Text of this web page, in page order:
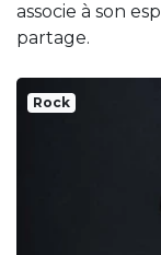
associe à son
partage.
Rock